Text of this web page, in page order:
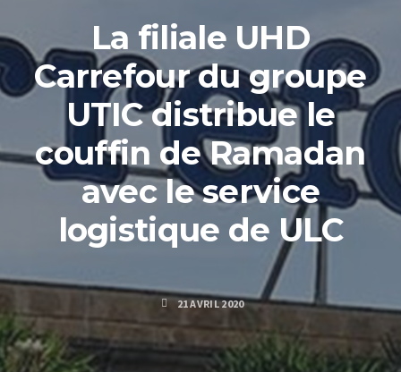
La filiale UHD
Carrefour du groupe
UTIC distribue le
couffin de Ramadan
avec le service
logistique de ULC
21 AVRIL 2020